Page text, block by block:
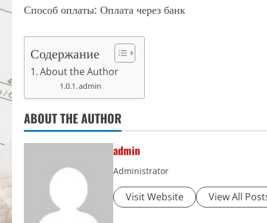
Способ оплаты: Оплата через банк
Содержание
About the Author
admin
ABOUT THE AUTHOR
admin
Administrator
Visit Website View All